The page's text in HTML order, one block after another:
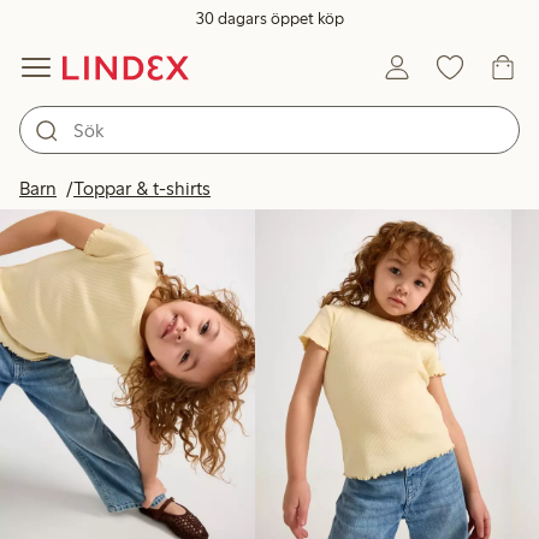
30 dagars öppet köp
Barn Toppar & t-shirts